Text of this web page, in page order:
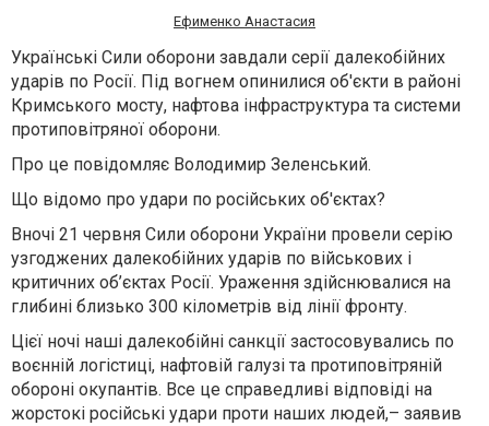
Ефименко Анастасия
Українські Сили оборони завдали серії далекобійних
ударів по Росії. Під вогнем опинилися об'єкти в районі
Кримського мосту, нафтова інфраструктура та системи
протиповітряної оборони.
Про це повідомляє Володимир Зеленський.
Що відомо про удари по російських об'єктах?
Вночі 21 червня Сили оборони України провели серію
узгоджених далекобійних ударів по військових і
критичних об’єктах Росії. Ураження здійснювалися на
глибині близько 300 кілометрів від лінії фронту.
Цієї ночі наші далекобійні санкції застосовувались по
воєнній логістиці, нафтовій галузі та протиповітряній
обороні окупантів. Все це справедливі відповіді на
жорстокі російські удари проти наших людей,– заявив